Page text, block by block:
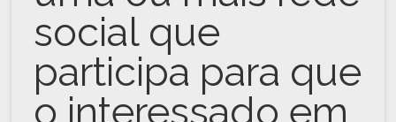
social que
participa para que
o interessado em